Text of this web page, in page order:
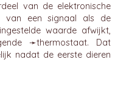
van de elektronische
van een signaal als de
waarde afwijkt,
➛thermostaat. Dat
nadat de eerste dieren